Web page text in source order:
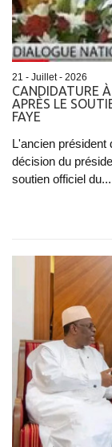
21 - Juillet - 2026
CANDIDATURE
APRÈS LE
FAYE
L'ancien président
décision du
soutien officiel du...